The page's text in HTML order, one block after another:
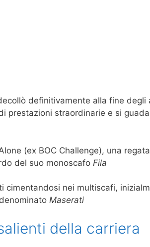
definitivamente alla fine degli
prestazioni straordinarie e si
(ex BOC Challenge), una
del suo monoscafo Fila
cimentandosi nei multiscafi,
Maserati
della carriera